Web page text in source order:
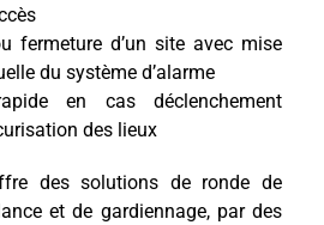
fermeture d’un site avec mise
du système d’alarme
en cas déclenchement
des lieux
des solutions de ronde de
et de gardiennage, par des